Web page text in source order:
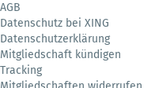
AGB
Datenschutz bei XING
Datenschutzerklärung
Mitgliedschaft kündigen
Tracking